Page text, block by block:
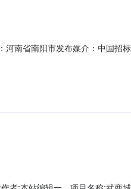
南省南阳市发布媒介：中国招